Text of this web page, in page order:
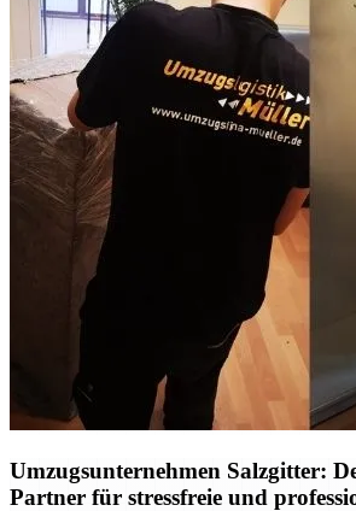
Umzugsunternehmen Salzgitter:
Partner für stressfreie und